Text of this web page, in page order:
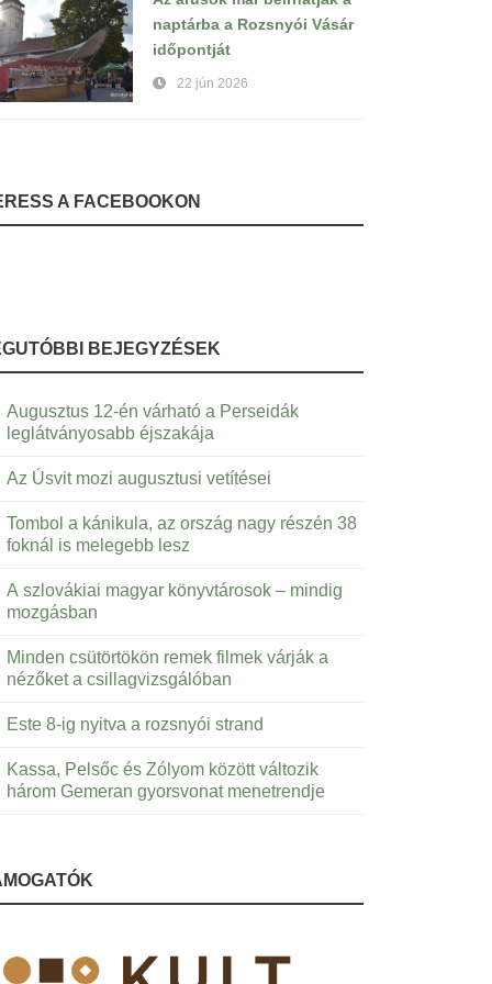
naptárba a Rozsnyói Vásár
időpontját
22 jún 2026
A FACEBOOKON
BEJEGYZÉSEK
Augusztus 12-én várható a Perseidák
leglátványosabb éjszakája
Az Úsvit mozi augusztusi vetítései
Tombol a kánikula, az ország nagy részén 38
foknál is melegebb lesz
A szlovákiai magyar könyvtárosok – mindig
mozgásban
Minden csütörtökön remek filmek várják a
nézőket a csillagvizsgálóban
Este 8-ig nyitva a rozsnyói strand
Kassa, Pelsőc és Zólyom között változik
három Gemeran gyorsvonat menetrendje